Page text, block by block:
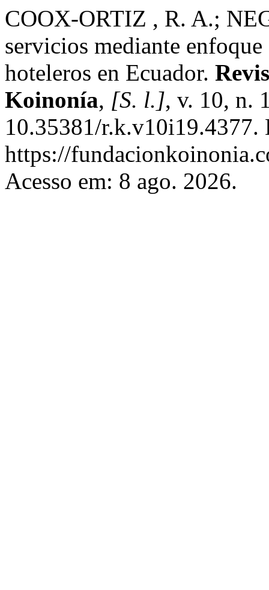
COOX-ORTIZ , R. A.;
servicios mediante
hoteleros en Ecuador.
Koinonía, [S. l.], v. 10, n.
10.35381/r.k.v10i19.4377.
https://
Acesso em: 8 ago. 2026.